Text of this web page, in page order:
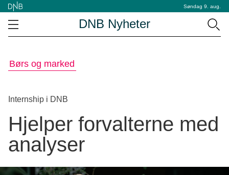
Søndag 9. aug.
DNB Nyheter
Børs og marked
Internship i DNB
Hjelper forvalterne med
analyser